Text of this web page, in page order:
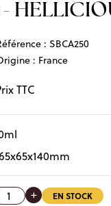
: SBCA250
: France
TTC
x65x140mm
+ EN STOCK